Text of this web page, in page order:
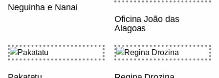
Neguinha e Nanai
Oficina João das
Alagoas